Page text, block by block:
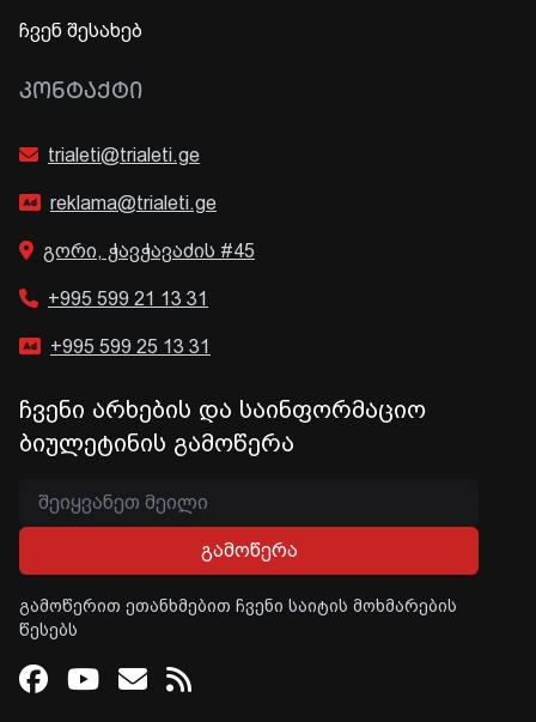
ჩვენ შესახებ
ᲙᲝᲜᲢᲐᲥᲢᲘ
trialeti@trialeti.ge
reklama@trialeti.ge
გორი, ჭავჭავაძის #45
+995 599 21 13 31
+995 599 25 13 31
ჩვენი არხების და საინფორმაციო
ბიულეტინის გამოწერა
გამოწერა
გამოწერით ეთანხმებით ჩვენი საიტის მოხმარების
წესებს
Facebook
Youtube
Email
RSS